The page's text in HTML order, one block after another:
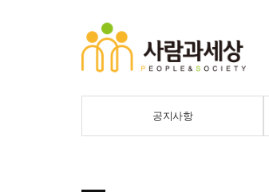
공지사항